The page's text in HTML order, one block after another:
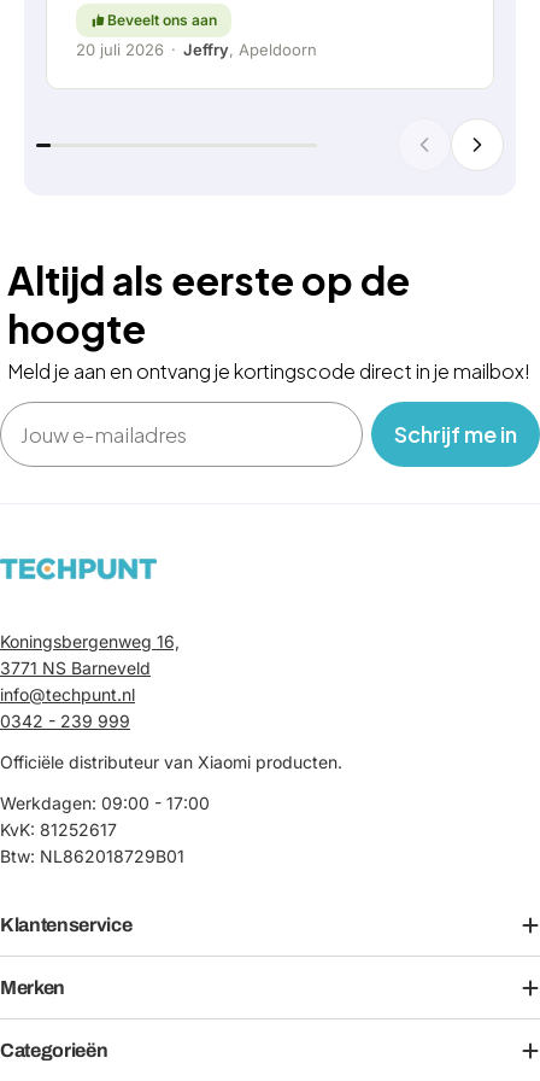
Beveelt ons aan
20 juli 2026 · Jeffry, Apeldoorn
Altijd als eerste op de
hoogte
Meld je aan en ontvang je kortingscode direct in je mailbox!
Email
‎ ‎ ‎ Schrijf me in‎ ‎ ‎ ‎
Koningsbergenweg 16,
3771 NS Barneveld
info@techpunt.nl
0342 - 239 999
Officiële distributeur van Xiaomi producten.
Werkdagen: 09:00 - 17:00
KvK: 81252617
Btw: NL862018729B01
Klantenservice
Merken
Categorieën